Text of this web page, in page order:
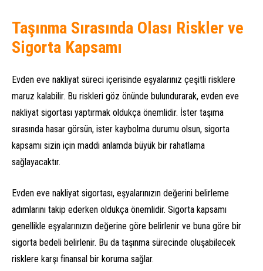
Taşınma Sırasında Olası Riskler ve
Sigorta Kapsamı
Evden eve nakliyat süreci içerisinde eşyalarınız çeşitli risklere
maruz kalabilir. Bu riskleri göz önünde bulundurarak, evden eve
nakliyat sigortası yaptırmak oldukça önemlidir. İster taşıma
sırasında hasar görsün, ister kaybolma durumu olsun, sigorta
kapsamı sizin için maddi anlamda büyük bir rahatlama
sağlayacaktır.
Evden eve nakliyat sigortası, eşyalarınızın değerini belirleme
adımlarını takip ederken oldukça önemlidir. Sigorta kapsamı
genellikle eşyalarınızın değerine göre belirlenir ve buna göre bir
sigorta bedeli belirlenir. Bu da taşınma sürecinde oluşabilecek
risklere karşı finansal bir koruma sağlar.